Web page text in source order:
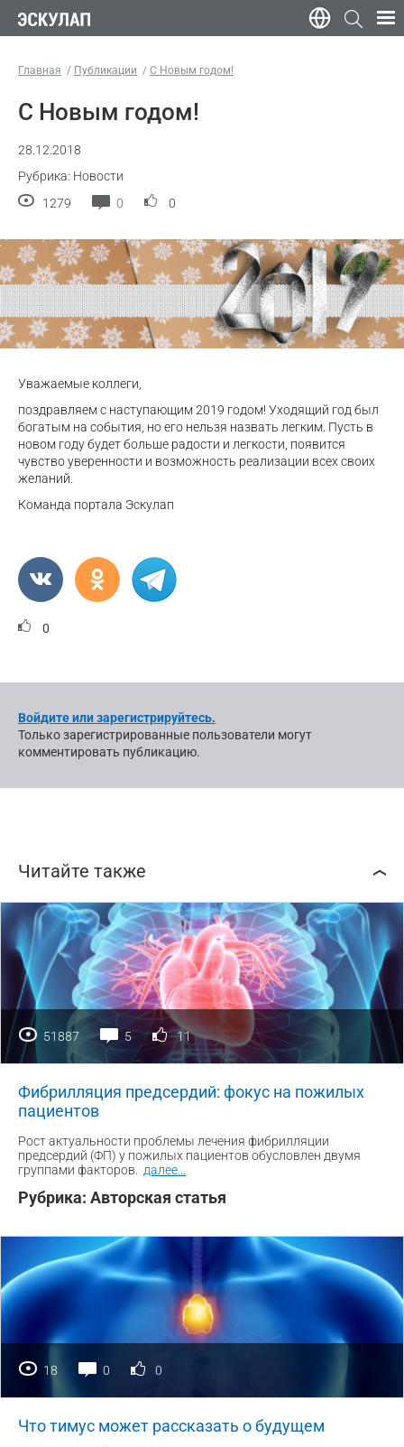
Главная Публикации С Новым годом!
С Новым годом!
28.12.2018
Рубрика: Новости
1279
0 0
Уважаемые коллеги,
поздравляем с наступающим 2019 годом! Уходящий год был
богатым на события, но его нельзя назвать легким. Пусть в
новом году будет больше радости и легкости, появится
чувство уверенности и возможность реализации всех своих
желаний.
Команда портала Эскулап
0
Войдите или зарегистрируйтесь.
Только зарегистрированные пользователи могут
комментировать публикацию.
Читайте также
51887 5 11
Фибрилляция предсердий: фокус на пожилых
пациентов
Рост актуальности проблемы лечения фибрилляции
предсердий (ФП) у пожилых пациентов обусловлен двумя
группами факторов.
далее
Рубрика: Авторская статья
18 0 0
Что тимус может рассказать о будущем